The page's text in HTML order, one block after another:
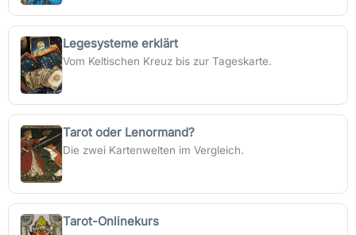
Legesysteme erklärt
Vom Keltischen Kreuz bis zur Tageskarte.
Tarot oder Lenormand?
Die zwei Kartenwelten im Vergleich.
Tarot-Onlinekurs